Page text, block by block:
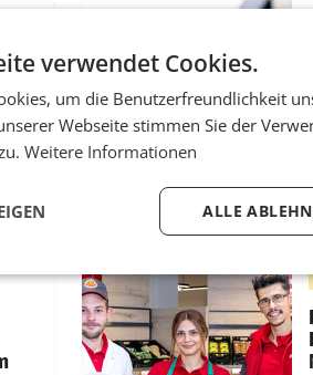
verwendet Cookies.
um die Benutzerfreundlichkeit
Webseite stimmen Sie der
Weitere Informationen
ALLE